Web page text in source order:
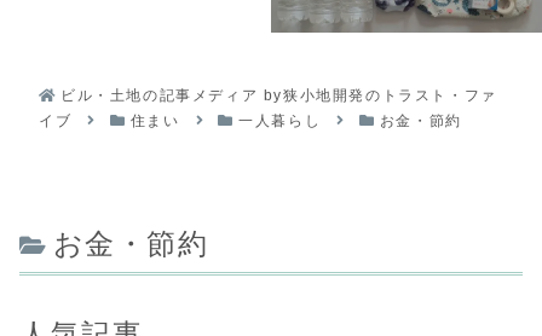
ビル・土地の記事メディア by狭小地開発のトラスト・ファ
イブ
住まい 一人暮らし お金・節約
お金・節約